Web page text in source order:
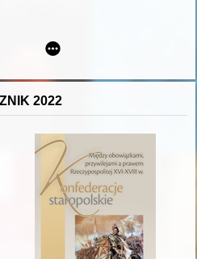
: pierwsze polskie muzeum czy
2022